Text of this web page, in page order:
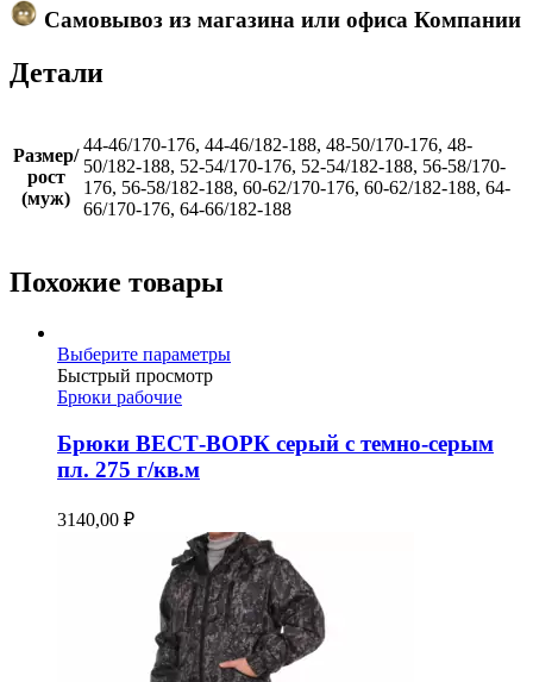
Самовывоз из магазина или офиса Компании
Детали
Размер/
рост
(муж)
44-46/170-176, 44-46/182-188, 48-50/170-176, 48-
50/182-188, 52-54/170-176, 52-54/182-188, 56-58/170-
176, 56-58/182-188, 60-62/170-176, 60-62/182-188, 64-
66/170-176, 64-66/182-188
Похожие товары
Выберите параметрыЭтот
вариаций.
Опции
странице
товара.
Быстрый просмотр
Брюки рабочие
Брюки ВЕСТ-ВОРК серый с темно-серым
пл. 275 г/кв.м
3140,00 ₽